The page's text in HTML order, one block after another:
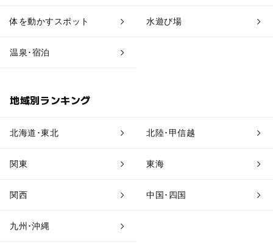
体を動かすスポット 水遊び場
温泉･宿泊
地域別ランキング
北海道･東北 北陸･甲信越
関東 東海
関西 中国･四国
九州･沖縄